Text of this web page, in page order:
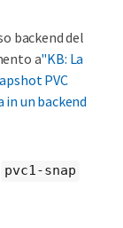
backend del
a"KB: La
PVC
in un backend
pvc1-snap